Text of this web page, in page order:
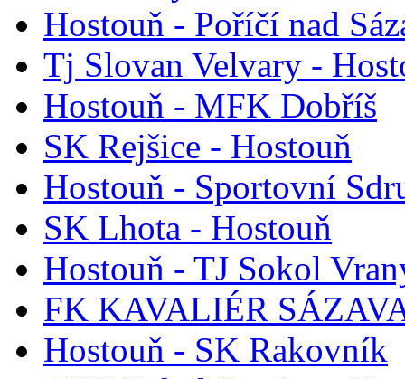
Hostouň - Poříčí nad
Tj Slovan Velvary -
Hostouň - MFK Dobříš
SK Rejšice - Hostouň
Hostouň - Sportovní
SK Lhota - Hostouň
Hostouň - TJ Sokol
FK KAVALIÉR
Hostouň - SK Rakovník